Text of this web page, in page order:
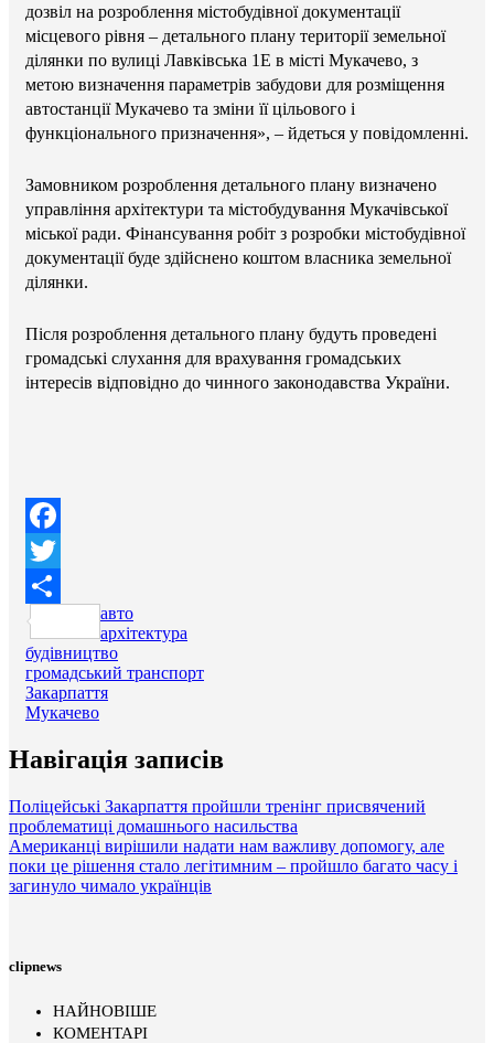
дозвіл на розроблення містобудівної документації
місцевого рівня – детального плану території земельної
ділянки по вулиці Лавківська 1Е в місті Мукачево, з
метою визначення параметрів забудови для розміщення
автостанції Мукачево та зміни її цільового і
функціонального призначення», – йдеться у повідомленні.
Замовником розроблення детального плану визначено
управління архітектури та містобудування Мукачівської
міської ради. Фінансування робіт з розробки містобудівної
документації буде здійснено коштом власника земельної
ділянки.
Після розроблення детального плану будуть проведені
громадські слухання для врахування громадських
інтересів відповідно до чинного законодавства України.
Facebook
Twitter
Поділитися
авто
архітектура
будівництво
громадський транспорт
Закарпаття
Мукачево
Навігація записів
Поліцейські Закарпаття пройшли тренінг присвячений
проблематиці домашнього насильства
Американці вирішили надати нам важливу допомогу, але
поки це рішення стало легітимним – пройшло багато часу і
загинуло чимало українців
clipnews
НАЙНОВІШЕ
КОМЕНТАРІ